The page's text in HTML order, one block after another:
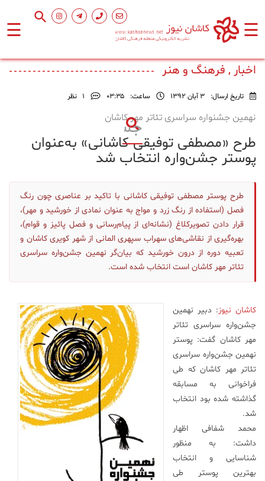
☰ ☰
اصلی
فرهنگ
هنر
ورزشی
محیط
زیست
علم
فناوری
عکس
پادکست
مجله
فرهنگی
هنری
اخبار , فرهنگ و هنر
تاریخ ارسال: 3 آبان 1392 ساعت: ۰۳:۳۵ 1 نظر
نهمین جشنواره سراسری تئا‌تر مهر کاشان
طرح «مصطفی توفیقی کاشانی» به‌عنوان
پوستر جشن‌واره انتخاب شد
طرح پوستر مصطفی توفیقی کاشانی با تاکید بر عناصری چون رنگ
فصل (استفاده از رنگ زرد و مواج به عنوان نمادی از خورشید و مهر)،
قرار دادن تصویرکلاغ (نشانه‌ای از پیام‌رسانی و فصل پائیز و قوام)،
بهره‌گیری از نقاشی‌های سهراب سپهری المانی از شهر کویری کاشان و
تعبیه دوره از درون خورشید که بیان‌گر نهمین جشن‌واره سراسری
تئا‌تر مهر کاشان است انتخاب شده است.
کاشان نیوز : دبیر نهمین
جشن‌واره سراسری تئا‌تر
مهر کاشان گفت: پوستر
نهمین جشن‌واره سراسری
تئا‌تر مهر کاشان که طی
فراخوانی به مسابقه
گذاشته شده بود انتخاب
شد.
محمد شفافی اظهار
داشت: به منظور
شناسایی و انتخاب
بهترین پوستر طی